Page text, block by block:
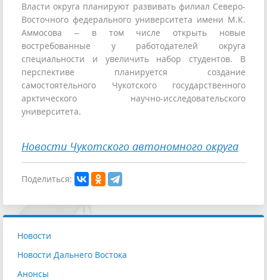
Власти округа планируют развивать филиал Северо-
Восточного федерального университета имени М.К.
Аммосова – в том числе открыть новые
востребованные у работодателей округа
специальности и увеличить набор студентов. В
перспективе планируется создание
самостоятельного Чукотского государственного
арктического научно-исследовательского
университета.
Новости Чукотского автономного округа
Поделиться:
Новости
Новости Дальнего Востока
Анонсы